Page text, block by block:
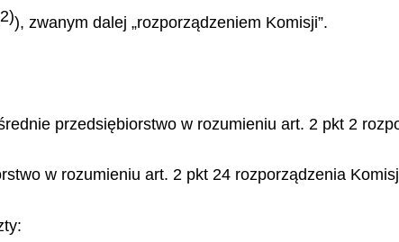
2)), zwanym dalej „rozporządzeniem Komisji”.
przedsiębiorstwo w rozumieniu art. 2 pkt 2
w rozumieniu art. 2 pkt 24 rozporządzenia